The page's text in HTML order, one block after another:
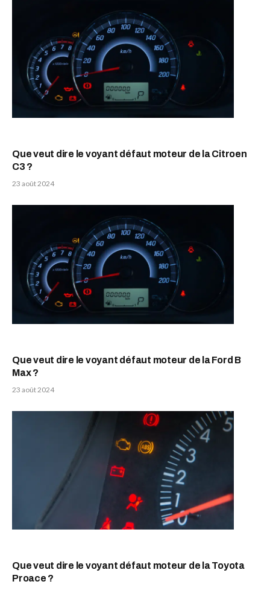
Que veut dire le voyant défaut moteur de la Citroen
C3 ?
23 août 2024
Que veut dire le voyant défaut moteur de la Ford B
Max ?
23 août 2024
Que veut dire le voyant défaut moteur de la Toyota
Proace ?